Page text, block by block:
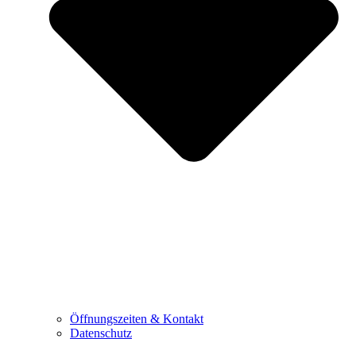
Öffnungszeiten & Kontakt
Datenschutz